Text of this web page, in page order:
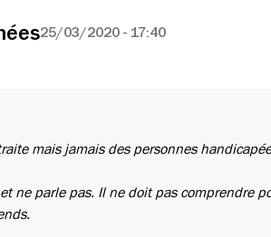
25/03/2020 - 17:40
mais jamais des personnes
ne parle pas. Il ne doit pas comprendre